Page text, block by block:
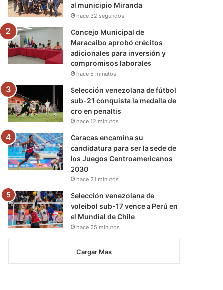
m
al municipio Miranda
hace 32 segundos
Concejo Municipal de
Maracaibo aprobó créditos
adicionales para inversión y
compromisos laborales
hace 5 minutos
Selección venezolana de fútbol
sub-21 conquista la medalla de
oro en penaltis
hace 12 minutos
Caracas encamina su
candidatura para ser la sede de
los Juegos Centroamericanos
2030
hace 21 minutos
Selección venezolana de
voleibol sub-17 vence a Perú en
el Mundial de Chile
hace 25 minutos
Cargar Mas